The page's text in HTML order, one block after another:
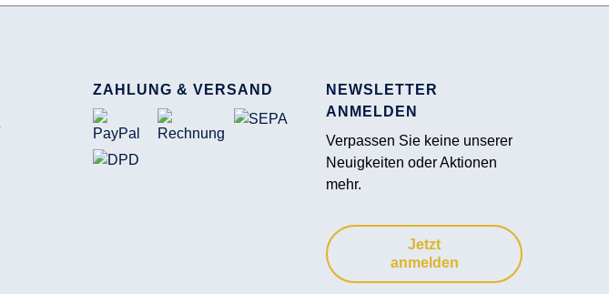
ZAHLUNG & VERSAND
NEWSLETTER
ANMELDEN
Verpassen Sie keine unserer
Neuigkeiten oder Aktionen
mehr.
Jetzt
anmelden